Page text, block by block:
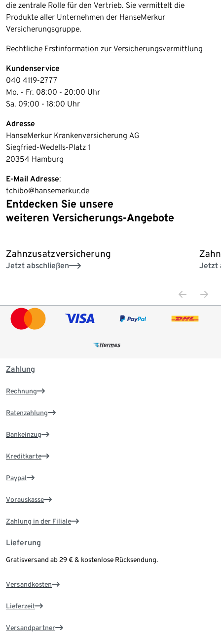
die zentrale Rolle für den Vertrieb. Sie vermittelt die
Produkte aller Unternehmen der HanseMerkur
Versicherungsgruppe.
Rechtliche Erstinformation zur Versicherungsvermittlung
Kundenservice
040 4119-2777
Mo. - Fr. 08:00 - 20:00 Uhr
Sa. 09:00 - 18:00 Uhr
Adresse
HanseMerkur Krankenversicherung AG
Siegfried-Wedells-Platz 1
20354 Hamburg
E-Mail Adresse:
tchibo@hansemerkur.de
Entdecken Sie unsere
weiteren Versicherungs-Angebote
Zahnzusatzversicherung
Jetzt abschließen Jetzt
Ende der Auflistung
Zahlung
Rechnung
Ratenzahlung
Bankeinzug
Kreditkarte
Paypal
Vorauskasse
Zahlung in der Filiale
Lieferung
Gratisversand ab 29 € & kostenlose Rücksendung.
Versandkosten
Lieferzeit
Versandpartner